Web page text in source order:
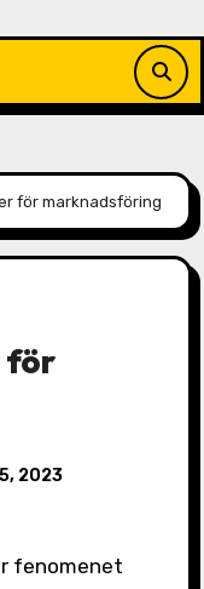
för marknadsföring
för
2023